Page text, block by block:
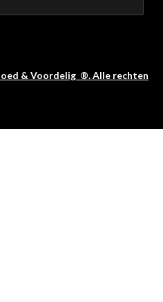
& Voordelig ®. Alle rechten